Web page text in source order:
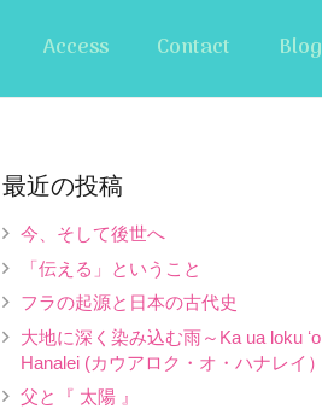
Access Contact Blog
最近の投稿
今、そして後世へ
「伝える」ということ
フラの起源と日本の古代史
大地に深く染み込む雨～Ka ua loku ʻo
Hanalei (カウアロク・オ・ハナレイ）
父と『 太陽 』